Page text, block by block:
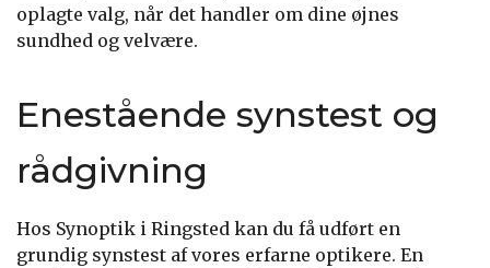
oplagte valg, når det handler om dine øjnes
sundhed og velvære.
Enestående synstest og
rådgivning
Hos Synoptik i Ringsted kan du få udført en
grundig synstest af vores erfarne optikere. En